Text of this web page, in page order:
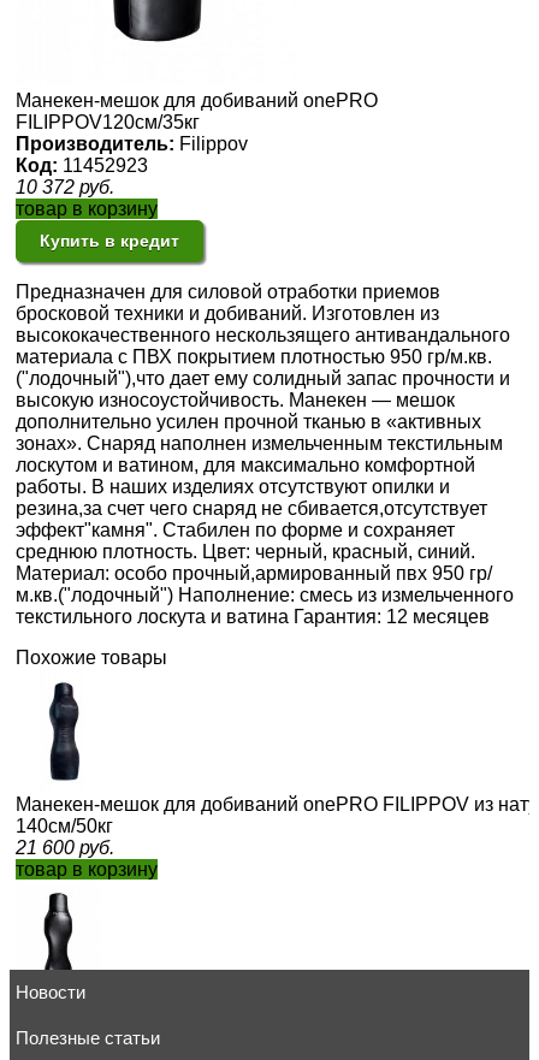
Манекен-мешок для добиваний onePRO
FILIPPOV120см/35кг
Производитель: Filippov
Код: 11452923
10 372 руб.
товар в корзину
Купить в кредит
Предназначен для силовой отработки приемов
бросковой техники и добиваний. Изготовлен из
высококачественного нескользящего антивандального
материала с ПВХ покрытием плотностью 950 гр/м.кв.
("лодочный"),что дает ему солидный запас прочности и
высокую износоустойчивость. Манекен — мешок
дополнительно усилен прочной тканью в «активных
зонах». Снаряд наполнен измельченным текстильным
лоскутом и ватином, для максимально комфортной
работы. В наших изделиях отсутствуют опилки и
резина,за счет чего снаряд не сбивается,отсутствует
эффект"камня". Стабилен по форме и сохраняет
среднюю плотность. Цвет: черный, красный, синий.
Материал: особо прочный,армированный пвх 950 гр/
м.кв.("лодочный") Наполнение: смесь из измельченного
текстильного лоскута и ватина Гарантия: 12 месяцев
Похожие товары
Манекен-мешок для добиваний onePRO FILIPPOV из
140см/50кг
21 600 руб.
товар в корзину
10 355 руб.
Новости
Полезные статьи